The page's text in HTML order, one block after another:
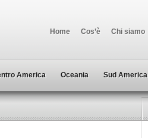
Home Cos’è Chi siamo
America Oceania Sud America